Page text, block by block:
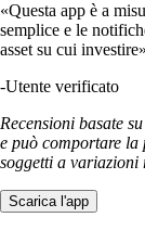
«Questa app è a
semplice e le
asset su cui
-Utente verificato
Recensioni basate
e può comportare la
soggetti a variazioni
Scarica l'app